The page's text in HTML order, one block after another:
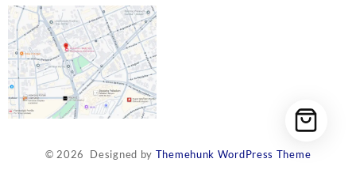
© 2026 Designed by Themehunk WordPress Theme